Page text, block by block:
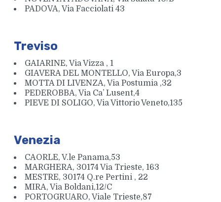
PADOVA, Via Facciolati 43
Treviso
GAIARINE, Via Vizza , 1
GIAVERA DEL MONTELLO, Via Europa,3
MOTTA DI LIVENZA, Via Postumia ,32
PEDEROBBA, Via Ca’ Lusent,4
PIEVE DI SOLIGO, Via Vittorio Veneto,135
Venezia
CAORLE, V.le Panama,53
MARGHERA, 30174 Via Trieste, 163
MESTRE, 30174 Q.re Pertini , 22
MIRA, Via Boldani,12/C
PORTOGRUARO, Viale Trieste,87